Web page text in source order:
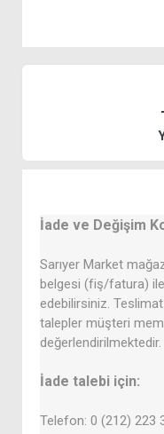
İade ve Değişim
Sarıyer Market
belgesi (fiş/fatura)
edebilirsiniz.
talepler müşteri
değerlendirilmektedir.
İade talebi için:
Telefon: 0 (212) 223